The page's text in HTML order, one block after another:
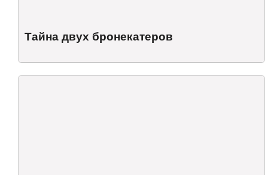
Тайна двух бронекатеров